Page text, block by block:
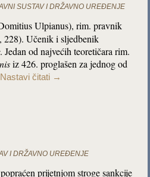
SUSTAV I DRŽAVNO UREĐENJE
Ulpianus), rim. pravnik
228). Učenik i sljedbenik
. Jedan od najvećih teoretičara rim.
iz 426. proglašen za jednog od
Nastavi čitati →
I DRŽAVNO UREĐENJE
prijetnjom stroge sankcije